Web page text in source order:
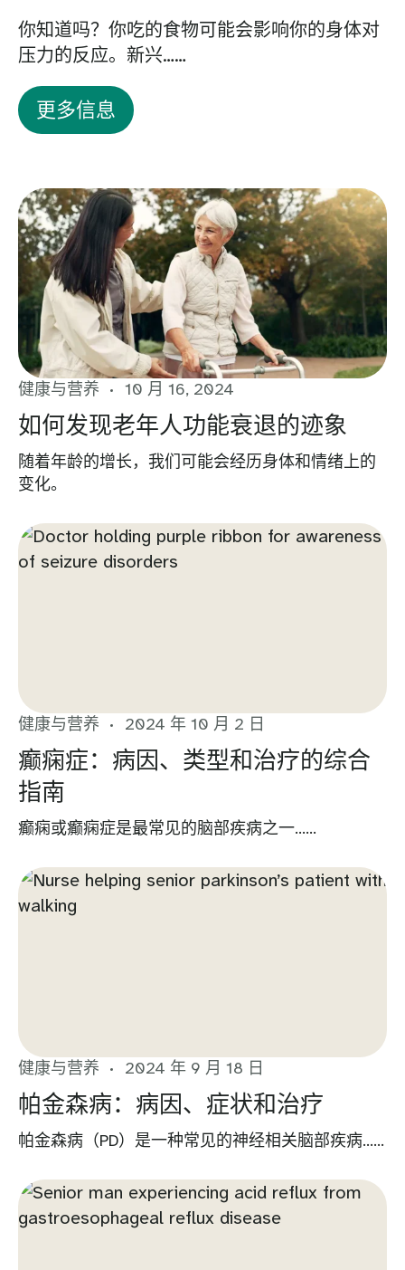
你知道吗？你吃的食物可能会影响你的身体对
压力的反应。新兴……
更多信息
健康与营养 10 月 16, 2024
如何发现老年人功能衰退的迹象
随着年龄的增长，我们可能会经历身体和情绪上的
变化。
健康与营养 2024 年 10 月 2 日
癫痫症：病因、类型和治疗的综合
指南
癫痫或癫痫症是最常见的脑部疾病之一......
健康与营养 2024 年 9 月 18 日
帕金森病：病因、症状和治疗
帕金森病（PD）是一种常见的神经相关脑部疾病......